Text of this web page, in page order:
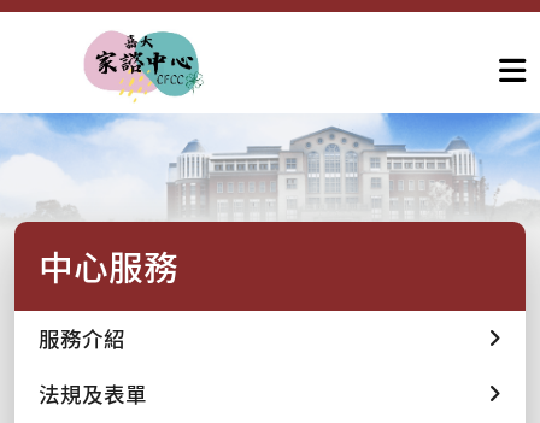
中心服務
服務介紹
法規及表單